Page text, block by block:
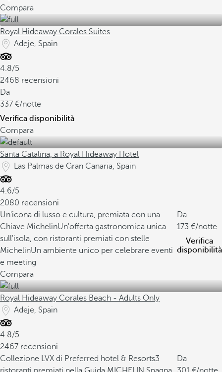
Compara
Royal Hideaway Corales Suites
Adeje, Spain
4.8/5
2468 recensioni
Da
337
/notte
Verifica disponibilità
Compara
Santa Catalina, a Royal Hideaway Hotel
Las Palmas de Gran Canaria, Spain
4.6/5
2080 recensioni
Un'icona di lusso e cultura, premiata con una
Chiave MichelinUn'offerta gastronomica unica
sull'isola, con ristoranti premiati con stelle
MichelinUn ambiente unico per celebrare eventi
e meeting
Da
173
/notte
Verifica
disponibilità
Compara
Royal Hideaway Corales Beach - Adults Only
Adeje, Spain
4.8/5
2467 recensioni
Collezione LVX di Preferred hotel & Resorts3
Da